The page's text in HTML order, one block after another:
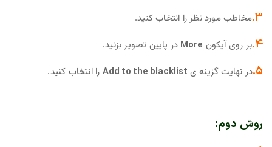
۳. مخاطب مورد نظر را انتخاب کنید.
۴. بر روی آیکون More در پایین تصویر بزنید.
۵. در نهایت گزینه ی Add to the blacklist را انتخاب کنید.
روش دوم: